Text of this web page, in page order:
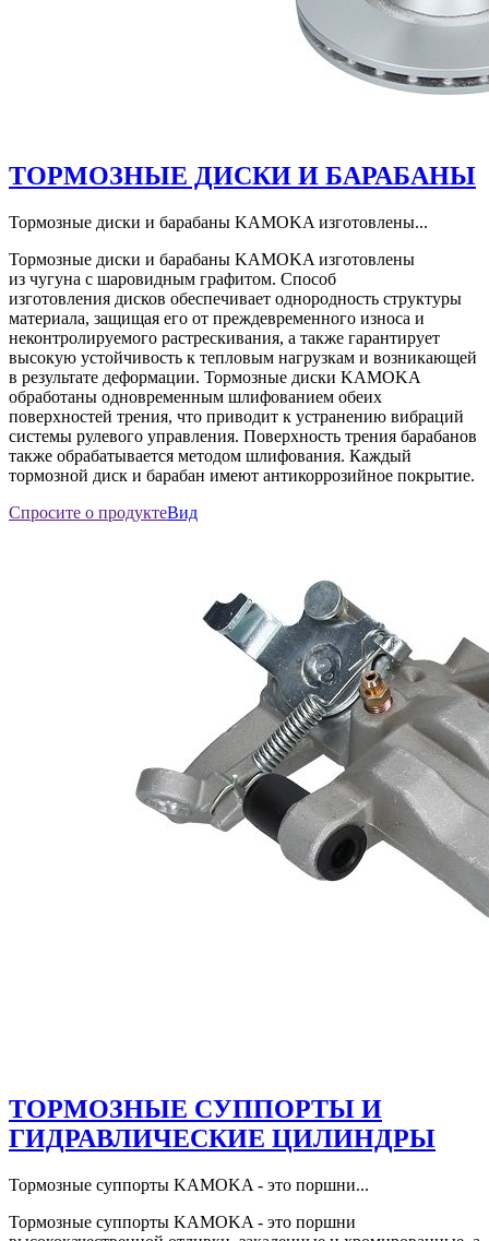
ТОРМОЗНЫЕ ДИСКИ И БАРАБАНЫ
Тормозные диски и барабаны KAMOKA изготовлены...
Тормозные диски и барабаны KAMOKA изготовлены
из чугуна с шаровидным графитом. Способ
изготовления дисков обеспечивает однородность структуры
материала, защищая его от преждевременного износа и
неконтролируемого растрескивания, а также гарантирует
высокую устойчивость к тепловым нагрузкам и возникающей
в рeзультате деформации. Тормозные диски KAMOKA
обработаны одновременным шлифованием обеих
поверхностей трения, что приводит к устранению вибраций
системы рулевого управления. Поверхность трения барабанов
также обрабатывается методом шлифования. Каждый
тормозной диск и барабан имеют антикоррозийное покрытие.
Спросите о продуктеВид
ТОРМОЗНЫЕ СУППОРТЫ И
ГИДРАВЛИЧЕСКИЕ ЦИЛИНДРЫ
Тормозные суппорты KAMOKA - это поршни...
Тормозные суппорты KAMOKA - это поршни